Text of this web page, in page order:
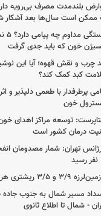
بلندمدت مصرف بی‌رویه
ممکن است سال‌ها بعد آشکار
خون که باید جدی گرفت
چرب و نقش قهوه؛ آیا این
کبد کمک کند؟
پرطرفدار با طعمی دلپذیر و
خون
توسعه مراکز اهدای
درمان کشور است
تهران: شمار مصدومان
مسیر شمال به جنوب جاده
- شمال تا اطلاع ثانوی